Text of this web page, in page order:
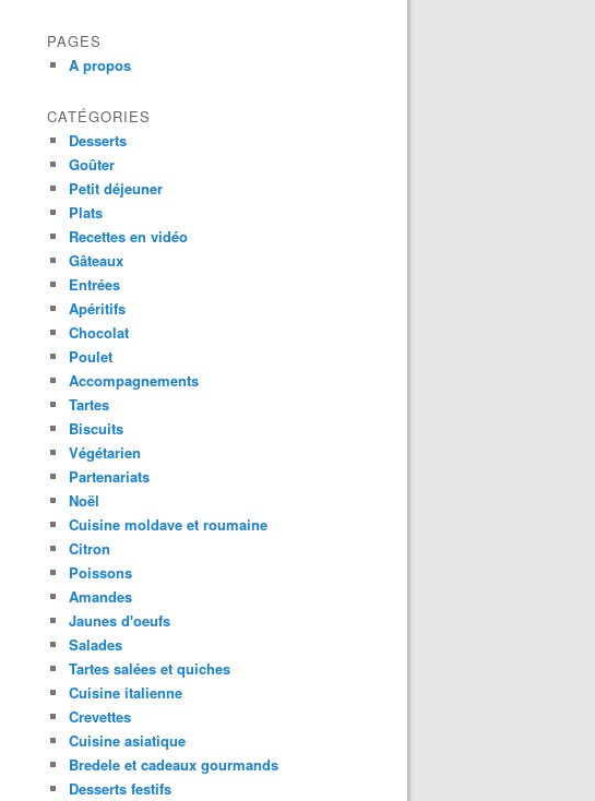
PAGES
A propos
CATÉGORIES
Desserts
Goûter
Petit déjeuner
Plats
Recettes en vidéo
Gâteaux
Entrées
Apéritifs
Chocolat
Poulet
Accompagnements
Tartes
Biscuits
Végétarien
Partenariats
Noël
Cuisine moldave et roumaine
Citron
Poissons
Amandes
Jaunes d'oeufs
Salades
Tartes salées et quiches
Cuisine italienne
Crevettes
Cuisine asiatique
Bredele et cadeaux gourmands
Desserts festifs